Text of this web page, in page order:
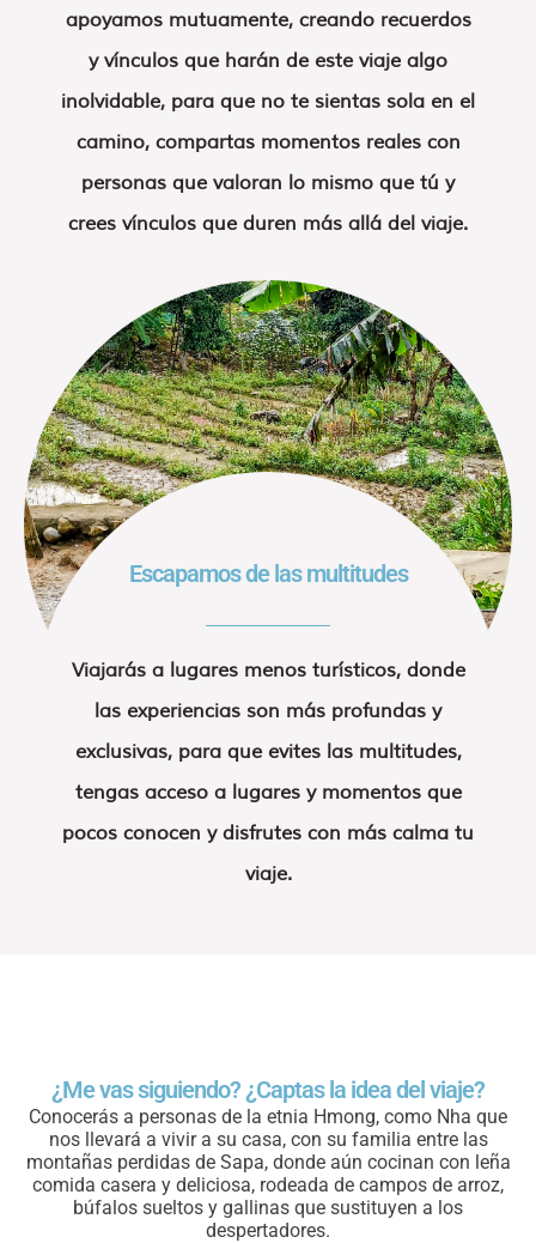
apoyamos mutuamente, creando recuerdos
y vínculos que harán de este viaje algo
inolvidable, para que no te sientas sola en el
camino, compartas momentos reales con
personas que valoran lo mismo que tú y
crees vínculos que duren más allá del viaje.
Escapamos de las multitudes
Viajarás a lugares menos turísticos, donde
las experiencias son más profundas y
exclusivas, para que evites las multitudes,
tengas acceso a lugares y momentos que
pocos conocen y disfrutes con más calma tu
viaje.
¿Me vas siguiendo? ¿Captas la idea del viaje?
Conocerás a personas de la etnia Hmong, como Nha que
nos llevará a vivir a su casa, con su familia entre las
montañas perdidas de Sapa, donde aún cocinan con leña
comida casera y deliciosa, rodeada de campos de arroz,
búfalos sueltos y gallinas que sustituyen a los
despertadores.